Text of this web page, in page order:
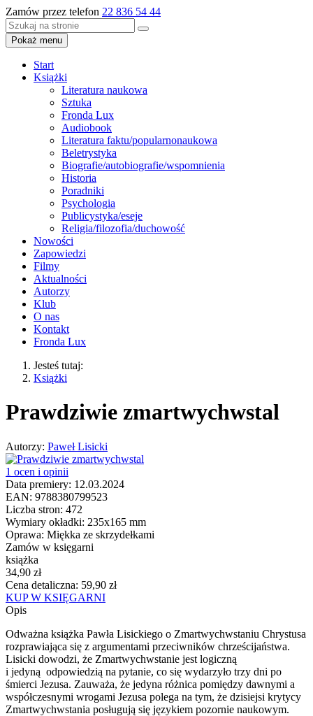
Zamów przez telefon 22 836 54 44
Pokaż menu
Start
Książki
Literatura naukowa
Sztuka
Fronda Lux
Audiobook
Literatura faktu/popularnonaukowa
Beletrystyka
Biografie/autobiografie/wspomnienia
Historia
Poradniki
Psychologia
Publicystyka/eseje
Religia/filozofia/duchowość
Nowości
Zapowiedzi
Filmy
Aktualności
Autorzy
Klub
O nas
Kontakt
Fronda Lux
Jesteś tutaj:
Książki
Prawdziwie zmartwychwstal
Autorzy: Paweł Lisicki
1 ocen i opinii
Data premiery: 12.03.2024
EAN: 9788380799523
Liczba stron: 472
Wymiary okładki: 235x165 mm
Oprawa: Miękka ze skrzydełkami
Zamów w księgarni
książka
34,90 zł
Cena detaliczna: 59,90 zł
KUP W KSIĘGARNI
Opis
Odważna książka Pawła Lisickiego o Zmartwychwstaniu Chrystusa
rozprawiająca się z argumentami przeciwników chrześcijaństwa.
Lisicki dowodzi, że Zmartwychwstanie jest logiczną
i jedyną odpowiedzią na pytanie, co się wydarzyło trzy dni po
śmierci Jezusa. Zauważa, że jedyna różnica pomiędzy dawnymi a
współczesnymi wrogami Jezusa polega na tym, że dzisiejsi krytycy
Zmartwychwstania posługują się językiem pozornie naukowym.